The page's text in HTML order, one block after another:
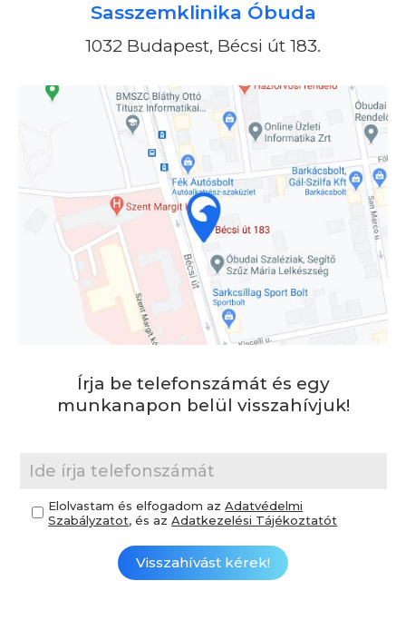
Sasszemklinika Óbuda
1032 Budapest, Bécsi út 183.
Írja be telefonszámát és egy
munkanapon belül visszahívjuk!
Elolvastam és elfogadom azAdatvédelmi
Szabályzatot, és azAdatkezelési Tájékoztatót